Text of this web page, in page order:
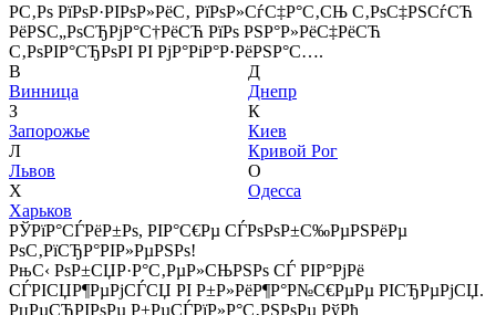
Р­С‚Рѕ РїРѕР·РІРѕР»РёС‚ РїРѕР»СѓС‡Р°С‚СЊ С‚РѕС‡РЅСѓСЋ
РёРЅС„РѕСЂРјР°С†РёСЋ РїРѕ РЅР°Р»РёС‡РёСЋ
С‚РѕРІР°СЂРѕРІ РІ РјР°РіР°Р·РёРЅР°С….
В
Винница
З
Запорожье
Л
Львов
Х
Харьков
Д
Днепр
К
Киев
Кривой Рог
О
Одесса
РЎРїР°СЃРёР±Рѕ, РІР°С€Рµ СЃРѕРѕР±С‰РµРЅРёРµ
РѕС‚РїСЂР°РІР»РµРЅРѕ!
РњС‹ РѕР±СЏР·Р°С‚РµР»СЊРЅРѕ СЃ РІР°РјРё
СЃРІСЏР¶РµРјСЃСЏ РІ Р±Р»РёР¶Р°Р№С€РµРµ РІСЂРµРјСЏ.
РџРµСЂРІРѕРµ Р±РµСЃРїР»Р°С‚РЅРѕРµ РўРћ